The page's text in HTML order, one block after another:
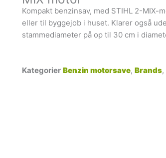
Kompakt benzinsav, med STIHL 2-
eller til byggejob i huset. Klarer også
stammediameter på op til 30 cm i
Kategorier Benzin motorsave, Brands,